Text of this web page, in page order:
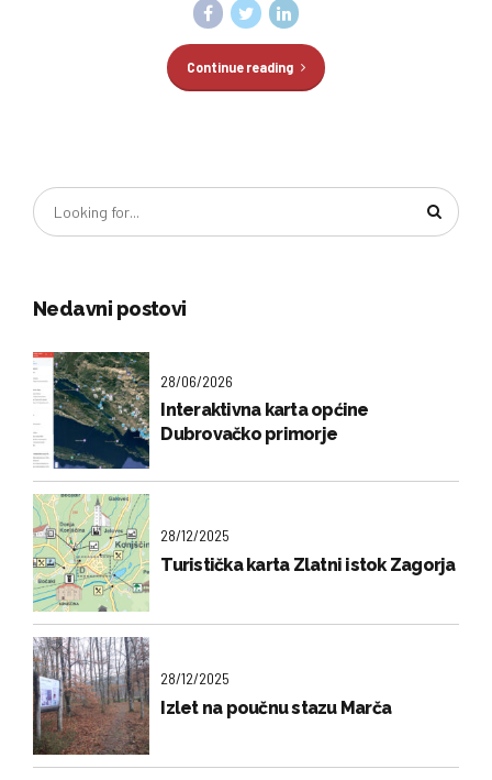
Continue reading
Nedavni postovi
28/06/2026
Interaktivna karta općine
Dubrovačko primorje
28/12/2025
Turistička karta Zlatni istok Zagorja
28/12/2025
Izlet na poučnu stazu Marča